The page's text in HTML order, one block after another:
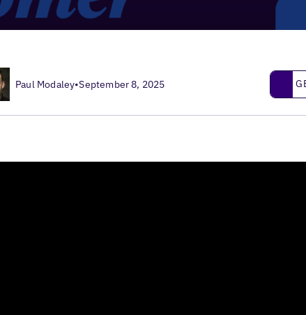
Paul Modaley•September 8, 2025 Get